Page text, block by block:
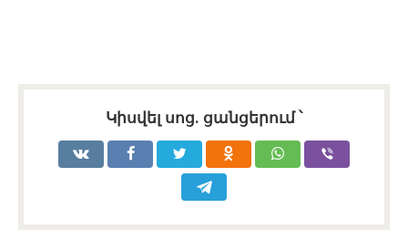
Կիսվել սոց․ ցանցերում ՝